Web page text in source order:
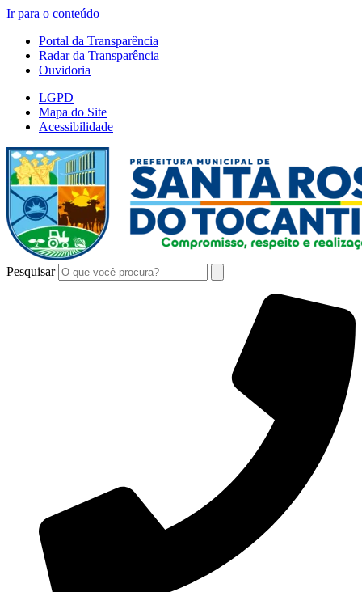
Ir para o conteúdo
Portal da Transparência
Radar da Transparência
Ouvidoria
LGPD
Mapa do Site
Acessibilidade
Pesquisar